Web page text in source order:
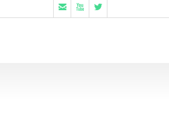
  